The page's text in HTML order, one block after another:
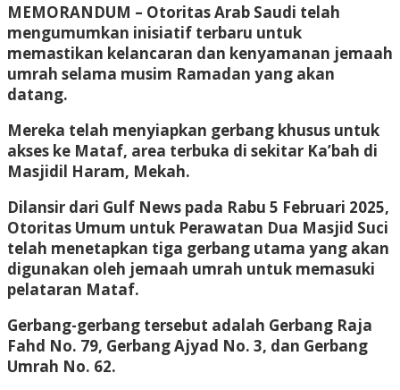
MEMORANDUM – Otoritas Arab Saudi telah
mengumumkan inisiatif terbaru untuk
memastikan kelancaran dan kenyamanan jemaah
umrah selama musim Ramadan yang akan
datang.
Mereka telah menyiapkan gerbang khusus untuk
akses ke Mataf, area terbuka di sekitar Ka’bah di
Masjidil Haram, Mekah.
Dilansir dari Gulf News pada Rabu 5 Februari 2025,
Otoritas Umum untuk Perawatan Dua Masjid Suci
telah menetapkan tiga gerbang utama yang akan
digunakan oleh jemaah umrah untuk memasuki
pelataran Mataf.
Gerbang-gerbang tersebut adalah Gerbang Raja
Fahd No. 79, Gerbang Ajyad No. 3, dan Gerbang
Umrah No. 62.